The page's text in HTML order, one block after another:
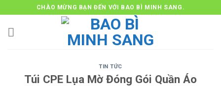
qua
nội
CHÀO MỪNG BẠN ĐẾN VỚI BAO BÌ MINH SANG.
TIN TỨC
Túi CPE Lụa Mờ Đóng Gói Quần Áo